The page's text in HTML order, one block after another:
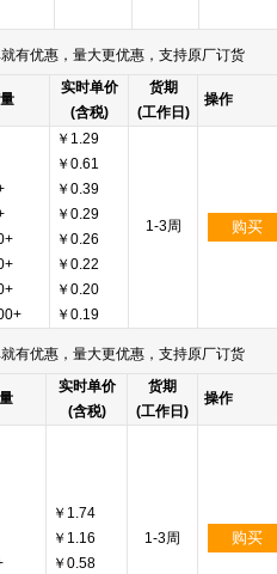
有优惠，量大更优惠，支持原厂订货
实时单价
(含税)
货期
(工作日)
操作
￥1.29
￥0.61
￥0.39
￥0.29
￥0.26
￥0.22
￥0.20
￥0.19
1-3周 购买
有优惠，量大更优惠，支持原厂订货
实时单价
(含税)
货期
(工作日)
操作
￥1.74
￥1.16
￥0.58
1-3周 购买